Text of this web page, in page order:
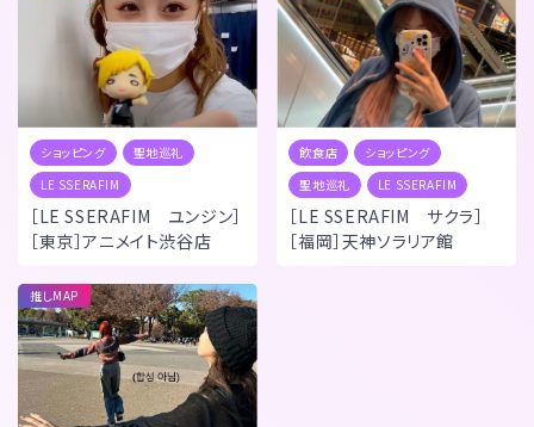
ショッピング
聖地巡礼
LE SSERAFIM
［LE SSERAFIM ユンジン］
［東京］アニメイト渋谷店
飲食店
ショッピング
聖地巡礼
LE SSERAFIM
［LE SSERAFIM サクラ］
［福岡］天神ソラリア館
推しMAP